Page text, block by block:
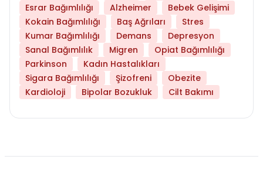
Esrar Bağımlılığı
Alzheimer
Bebek Gelişimi
Kokain Bağımlılığı
Baş Ağrıları
Stres
Kumar Bağımlılığı
Demans
Depresyon
Sanal Bağımlılık
Migren
Opiat Bağımlılığı
Parkinson
Kadın Hastalıkları
Sigara Bağımlılığı
Şizofreni
Obezite
Kardioloji
Bipolar Bozukluk Cilt Bakımı